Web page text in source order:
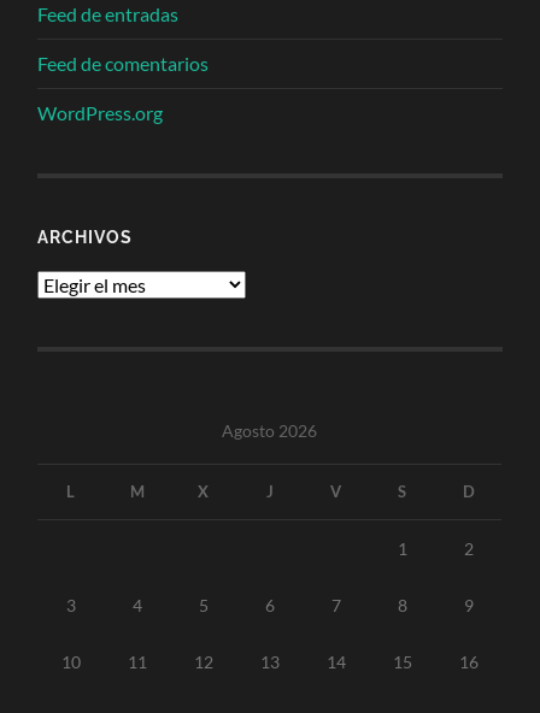
Feed de entradas
Feed de comentarios
WordPress.org
ARCHIVOS
Archivos
Agosto 2026
L M X J V S D
1 2
3 4 5 6 7 8 9
10 11 12 13 14 15 16